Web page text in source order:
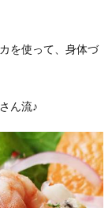
を使って、身体づ
ん流♪